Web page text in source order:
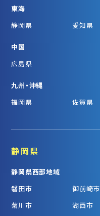
東海
静岡県
愛知県
中国
広島県
九州・沖縄
福岡県
佐賀県
静岡県
静岡県西部地域
磐田市
御前崎市
菊川市
湖西市